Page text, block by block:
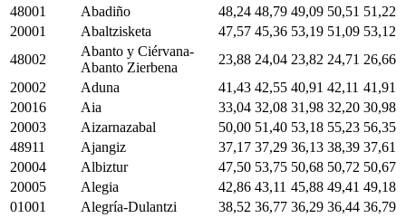
48001
Abadiño 48,24 48,79 49,09 50,51 51,22
20001
Abaltzisketa 47,57 45,36 53,19 51,09 53,12
48002
Abanto y Ciérvana-
Abanto Zierbena
23,88 24,04 23,82 24,71 26,66
20002
Aduna 41,43 42,55 40,91 42,11 41,91
20016
Aia 33,04 32,08 31,98 32,20 30,98
20003
Aizarnazabal 50,00 51,40 53,18 55,23 56,35
48911
Ajangiz 37,17 37,29 36,13 38,39 37,61
20004
Albiztur 47,50 53,75 50,68 50,72 50,67
20005
Alegia 42,86 43,11 45,88 49,41 49,18
01001
Alegría-Dulantzi 38,52 36,77 36,29 36,44 36,79